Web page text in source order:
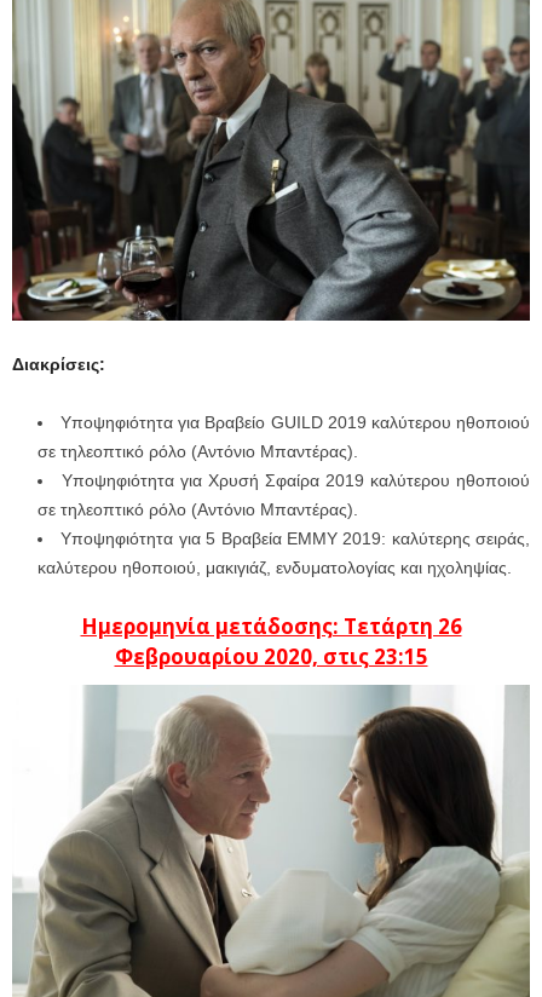
Διακρίσεις:
Υποψηφιότητα για Βραβείο GUILD 2019 καλύτερου ηθοποιού
σε τηλεοπτικό ρόλο (Αντόνιο Μπαντέρας).
Υποψηφιότητα για Χρυσή Σφαίρα 2019 καλύτερου ηθοποιού
σε τηλεοπτικό ρόλο (Αντόνιο Μπαντέρας).
Υποψηφιότητα για 5 Βραβεία ΕΜΜΥ 2019: καλύτερης σειράς,
καλύτερου ηθοποιού, μακιγιάζ, ενδυματολογίας και ηχοληψίας.
Ημερομηνία μετάδοσης: Τετάρτη 26
Φεβρουαρίου 2020, στις 23:15